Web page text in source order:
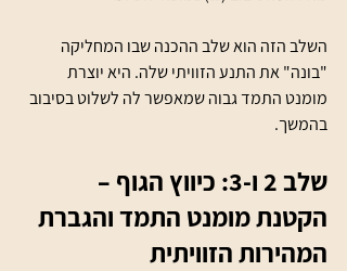
השלב הזה הוא שלב ההכנה שבו המחליקה
"בונה" את התנע הזוויתי שלה. היא יוצרת
מומנט התמד גבוה שמאפשר לה לשלוט בסיבוב
בהמשך.
שלב 2 ו-3: כיווץ הגוף –
הקטנת מומנט התמד והגברת
המהירות הזוויתית